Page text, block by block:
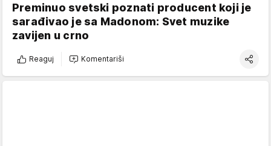
Preminuo svetski poznati producent koji je
sarađivao je sa Madonom: Svet muzike
zavijen u crno
Reaguj Komentariši